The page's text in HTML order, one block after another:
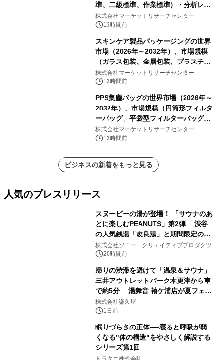
準、二級標準、作業標準）・分析レポ
ートを発表
株式会社マーケットリサーチセンター
13時間前
スキンケア製品パッケージングの世界
市場（2026年～2032年）、市場規模
（ガラス包装、金属包装、プラスチッ
ク包装、その他）・分析レポートを発
表
株式会社マーケットリサーチセンター
13時間前
PPS集塵バッグの世界市場（2026年～
2032年）、市場規模（円筒形フィルタ
ーバッグ、平袋型フィルターバッグ、
プリーツフィルターバッグ、その
他）・分析レポートを発表
株式会社マーケットリサーチセンター
13時間前
ビジネスの新着をもっと見る
人気のプレスリリース
スヌーピーの湯が登場！ 「サウナのあ
とに楽しむPEANUTS」第2弾 渋谷
の人気銭湯「改良湯」と期間限定のコ
ラボレーション サウナイキタイコラ
ボグッズも発売決定！
株式会社ソニー・クリエイティブプロダクツ
20時間前
帰りの渋滞を避けて「温泉＆サウナ」
三井アウトレットパーク木更津から車
で約5分 湯舞音 袖ケ浦店が夏フェア
メニューを提供
株式会社楽久屋
1日前
眠りづらさの正体──寝ると呼吸が弱
くなる"体の構造"をやさしく解説する
シリーズ第1回